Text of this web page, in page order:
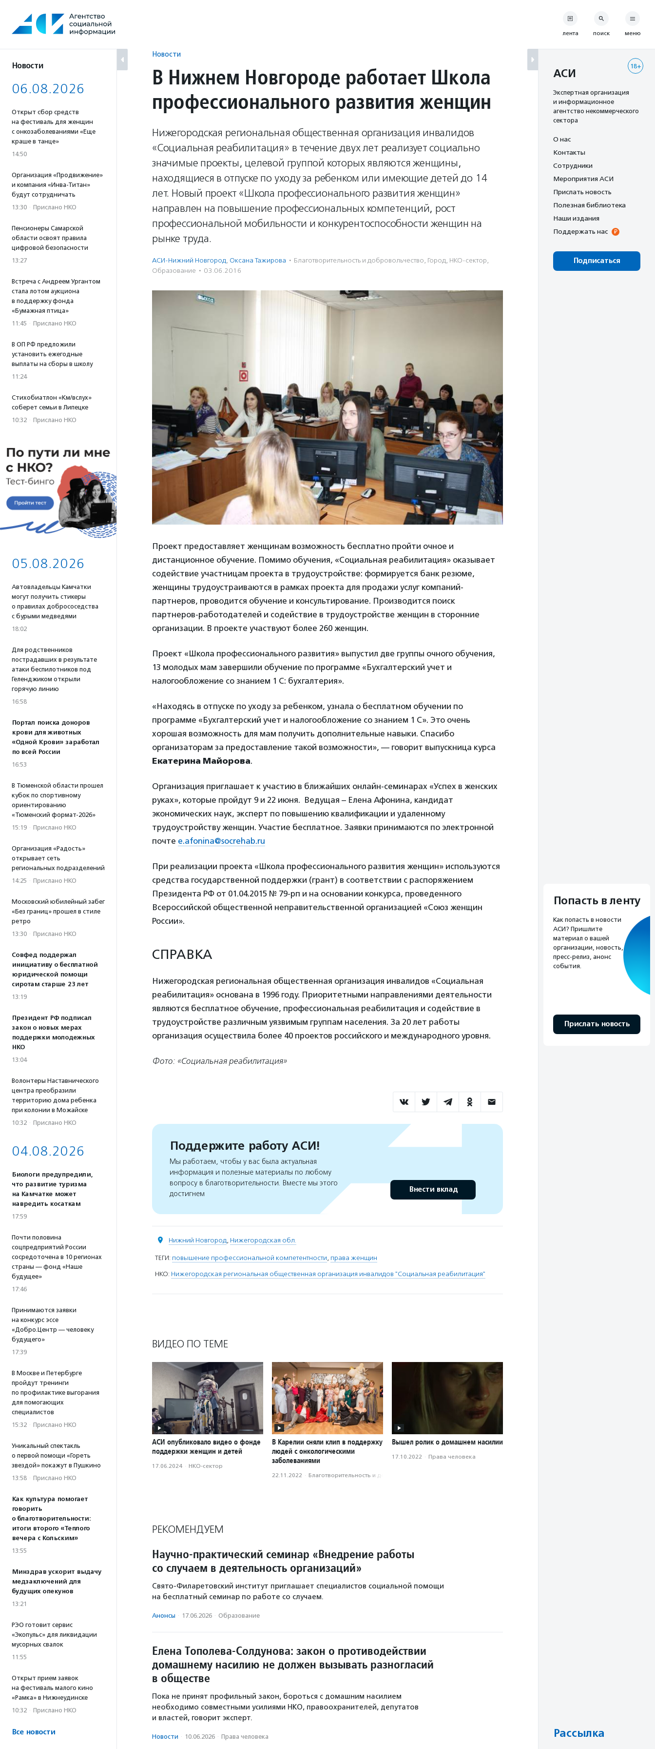
содержанию
Новости
06.08.2026
Открыт сбор средств
на фестиваль для женщин
с онкозаболеваниями «Еще
краше в танце»
14:50
Организация «Продвижение»
и компания «Инва-Титан»
будут сотрудничать
13:30 · Прислано НКО
Пенсионеры Самарской
области освоят правила
цифровой безопасности
13:27
Встреча с Андреем Ургантом
стала лотом аукциона
в поддержку фонда
«Бумажная птица»
11:45 · Прислано НКО
В ОП РФ предложили
установить ежегодные
выплаты на сборы в школу
11:24
Стихобиатлон «Км/вслух»
соберет семьи в Липецке
10:32 · Прислано НКО
05.08.2026
Автовладельцы Камчатки
могут получить стикеры
о правилах добрососедства
с бурыми медведями
18:02
Для родственников
пострадавших в результате
атаки беспилотников под
Геленджиком открыли
горячую линию
16:58
Портал поиска доноров
крови для животных
«Одной Крови» заработал
по всей России
16:53
В Тюменской области прошел
кубок по спортивному
ориентированию
«Тюменский формат-2026»
15:19 · Прислано НКО
Организация «Радость»
открывает сеть
региональных подразделений
14:25 · Прислано НКО
Московский юбилейный забег
«Без границ» прошел в стиле
ретро
13:30 · Прислано НКО
Совфед поддержал
инициативу о бесплатной
юридической помощи
сиротам старше 23 лет
13:19
Президент РФ подписал
закон о новых мерах
поддержки молодежных
НКО
13:04
Волонтеры Наставнического
центра преобразили
территорию дома ребенка
при колонии в Можайске
10:32 · Прислано НКО
04.08.2026
Биологи предупредили,
что развитие туризма
на Камчатке может
навредить косаткам
17:59
Почти половина
соцпредприятий России
сосредоточена в 10 регионах
страны — фонд «Наше
будущее»
17:46
Принимаются заявки
на конкурс эссе
«Добро.Центр — человеку
будущего»
17:39
В Москве и Петербурге
пройдут тренинги
по профилактике выгорания
для помогающих
специалистов
15:32 · Прислано НКО
Уникальный спектакль
о первой помощи «Гореть
звездой» покажут в Пушкино
13:58 · Прислано НКО
Как культура помогает
говорить
о благотворительности:
итоги второго «Теплого
вечера с Кольским»
13:55
Минздрав ускорит выдачу
медзаключений для
будущих опекунов
13:21
РЭО готовит сервис
«Экопульс» для ликвидации
мусорных свалок
11:55
Открыт прием заявок
на фестиваль малого кино
«Рамка» в Нижнеудинске
10:32 · Прислано НКО
Все новости
Новости
В Нижнем Новгороде работает Школа
профессионального развития женщин
Нижегородская региональная общественная организация инвалидов
«Социальная реабилитация» в течение двух лет реализует социально
значимые проекты, целевой группой которых являются женщины,
находящиеся в отпуске по уходу за ребенком или имеющие детей до 14
лет. Новый проект «Школа профессионального развития женщин»
направлен на повышение профессиональных компетенций, рост
профессиональной мобильности и конкурентоспособности женщин на
рынке труда.
АСИ-Нижний Новгород, Оксана Тажирова · Благотвори­тель­ность и доброволь­чест­во, Город, НКО-сектор,
Образование · 03.06.2016
Проект предоставляет женщинам возможность бесплатно пройти очное и
дистанционное обучение. Помимо обучения, «Социальная реабилитация» оказывает
содействие участницам проекта в трудоустройстве: формируется банк резюме,
женщины трудоустраиваются в рамках проекта для продажи услуг компаний-
партнеров, проводится обучение и консультирование. Производится поиск
партнеров-работодателей и содействие в трудоустройстве женщин в сторонние
организации. В проекте участвуют более 260 женщин.
Проект «Школа профессионального развития» выпустил две группы очного обучения,
13 молодых мам завершили обучение по программе «Бухгалтерский учет и
налогообложение со знанием 1 С: бухгалтерия».
«Находясь в отпуске по уходу за ребенком, узнала о бесплатном обучении по
программе «Бухгалтерский учет и налогообложение со знанием 1 С». Это очень
хорошая возможность для мам получить дополнительные навыки. Спасибо
организаторам за предоставление такой возможности», — говорит выпускница курса
Екатерина Майорова.
Организация приглашает к участию в ближайших онлайн-семинарах «Успех в женских
руках», которые пройдут 9 и 22 июня. Ведущая – Елена Афонина, кандидат
экономических наук, эксперт по повышению квалификации и удаленному
трудоустройству женщин. Участие бесплатное. Заявки принимаются по электронной
почте e.afonina@socrehab.ru
При реализации проекта «Школа профессионального развития женщин» используются
средства государственной поддержки (грант) в соответствии с распоряжением
Президента РФ от 01.04.2015 № 79-рп и на основании конкурса, проведенного
Всероссийской общественной неправительственной организацией «Союз женщин
России».
СПРАВКА
Нижегородская региональная общественная организация инвалидов «Социальная
реабилитация» основана в 1996 году. Приоритетными направлениями деятельности
являются бесплатное обучение, профессиональная реабилитация и содействие в
трудоустройстве различным уязвимым группам населения. За 20 лет работы
организация осуществила более 40 проектов российского и международного уровня.
Фото: «Социальная реабилитация»
Поддержите работу АСИ!
Мы работаем, чтобы у вас была актуальная
информация и полезные материалы по любому
вопросу в благотворительности. Вместе мы этого
достигнем
Внести вклад
Нижний Новгород, Нижегородская обл.
ТЕГИ: повышение профессиональной компетентности, права женщин
НКО: Нижегородская региональная общественная организация инвалидов "Социальная реабилитация"
ВИДЕО ПО ТЕМЕ
АСИ опубликовало видео о фонде
поддержки женщин и детей
17.06.2024 · НКО-сектор
В Карелии сняли клип в поддержку
людей с онкологическими
заболеваниями
22.11.2022 · Благотвори­тель­ность и доброволь­чест­во
Вышел ролик о домашнем насилии
17.10.2022 · Права человека
РЕКОМЕНДУЕМ
Научно-практический семинар «Внедрение работы
со случаем в деятельность организаций»
Свято-Филаретовский институт приглашает специалистов социальной помощи
на бесплатный семинар по работе со случаем.
Анонсы · 17.06.2026 · Образование
Елена Тополева-Солдунова: закон о противодействии
домашнему насилию не должен вызывать разногласий
в обществе
Пока не принят профильный закон, бороться с домашним насилием
необходимо совместными усилиями НКО, правоохранителей, депутатов
и властей, говорит эксперт.
Новости · 10.06.2026 · Права человека
лента поиск меню
18+
АСИ
Экспертная организация
и информационное
агентство некоммерческого
сектора
О нас
Контакты
Сотрудники
Мероприятия АСИ
Прислать новость
Полезная библиотека
Наши издания
Поддержать нас
Подписаться
Попасть в ленту
Как попасть в новости
АСИ? Пришлите
материал о вашей
организации, новость,
пресс-релиз, анонс
события.
Прислать новость
Рассылка